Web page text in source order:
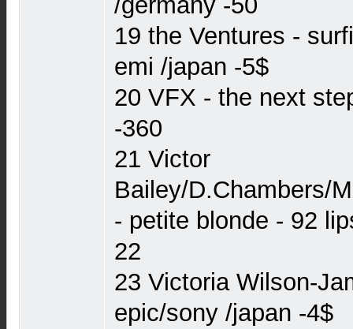
19 the Ventures -
emi /japan -5$
20 VFX - the next
-360
21 Victor
Bailey/D.Chambers/
- petite blonde - 92
22
23 Victoria Wilson-
epic/sony /japan -4$